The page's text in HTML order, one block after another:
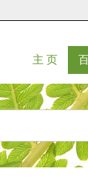
主 页